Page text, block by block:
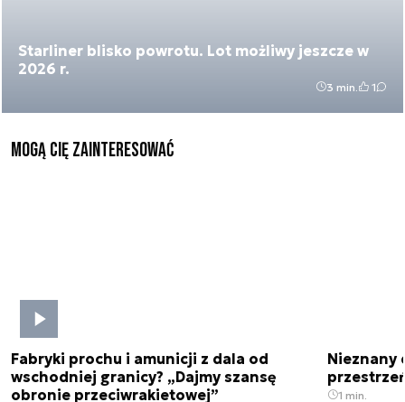
Starliner blisko powrotu. Lot możliwy jeszcze w
2026 r.
3 min. 1
Mogą Cię zainteresować
Fabryki prochu i amunicji z dala od
wschodniej granicy? „Dajmy szansę
obronie przeciwrakietowej”
Nieznany
1 min.